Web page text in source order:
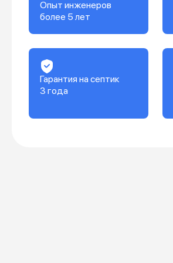
Опыт инженеров
более 5 лет
Гарантия на септик
3 года